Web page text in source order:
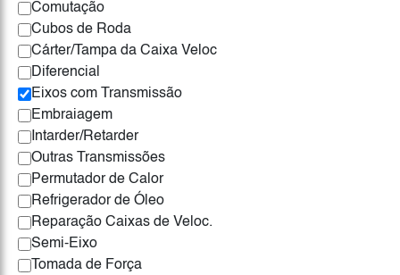
Comutação
Cubos de Roda
Cárter/Tampa da Caixa Veloc
Diferencial
Eixos com Transmissão
Embraiagem
Intarder/Retarder
Outras Transmissões
Permutador de Calor
Refrigerador de Óleo
Reparação Caixas de Veloc.
Semi-Eixo
Tomada de Força